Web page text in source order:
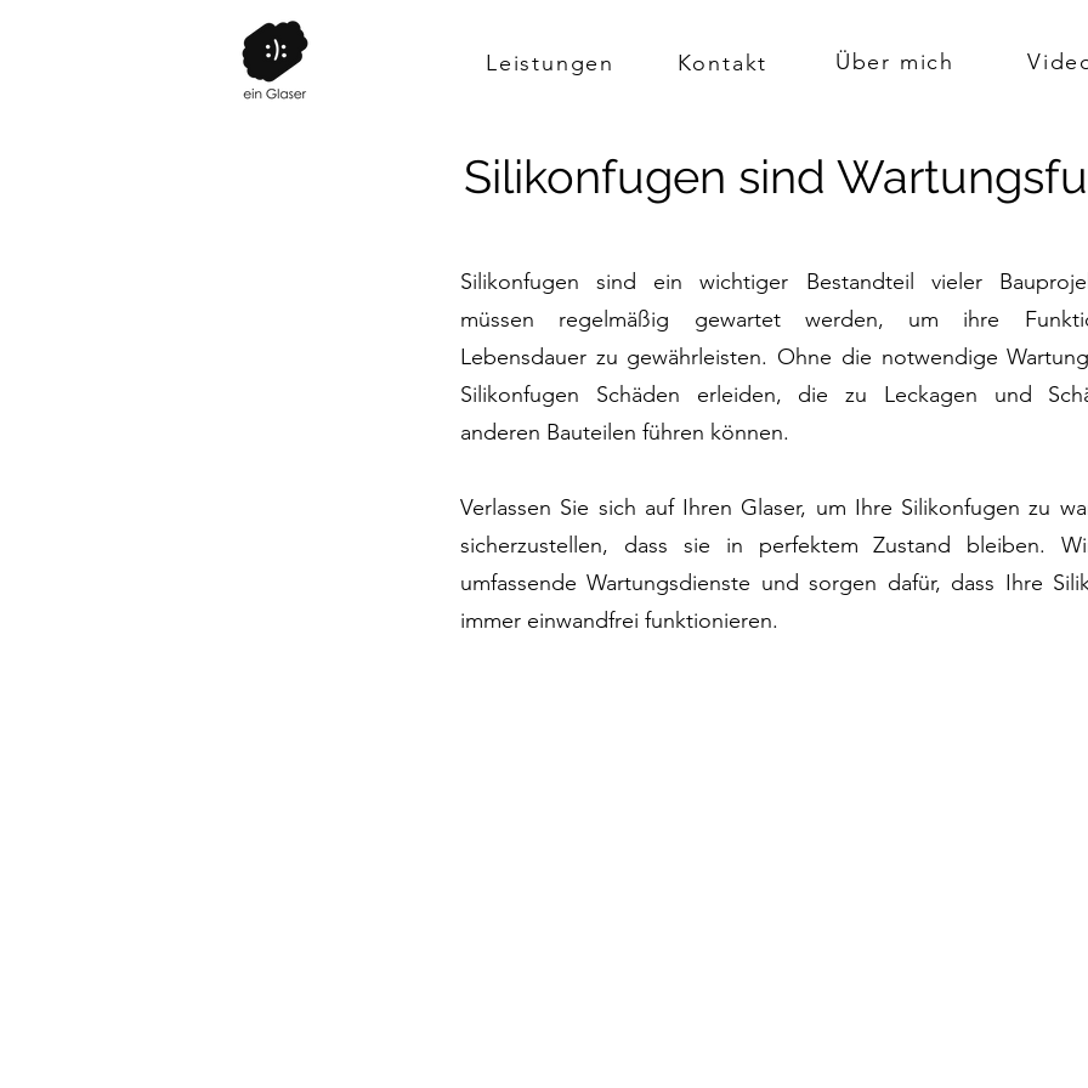
Leistungen Kontakt Über mich
Silikonfugen sind
Silikonfugen sind ein wichtiger Bestandteil vieler
müssen regelmäßig gewartet werden, um ihre
Lebensdauer zu gewährleisten. Ohne die notwendige
Silikonfugen Schäden erleiden, die zu Leckagen und
anderen Bauteilen führen können.
Verlassen Sie sich auf Ihren Glaser, um Ihre Silikonfugen zu
sicherzustellen, dass sie in perfektem Zustand bleiben.
umfassende Wartungsdienste und sorgen dafür, dass Ihre
immer einwandfrei funktionieren.